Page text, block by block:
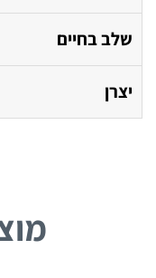
שלב בחיים
יצרן